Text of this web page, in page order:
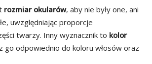
rozmiar okularów, aby nie były one, ani
uwzględniając proporcje
twarzy. Inny wyznacznik to kolor
go odpowiednio do koloru włosów oraz